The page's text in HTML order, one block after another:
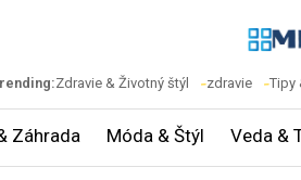
Zdravie & Životný štýl zdravie Tipy
Záhrada Móda & Štýl Veda &